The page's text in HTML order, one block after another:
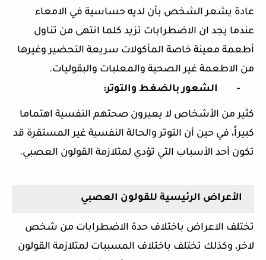
عادة يشعر الشخص بأن لديه حساسية في الامعاء
عندما يجد ان الاضطرابات تزيد كلما انتهى من تناول
أطعمة معينة خاصة المأكولات سريعة التحضير وغيرها
من الاطعمة غير الصحية والمعلبات والبقوليات.
-
الشعور بالضغط والتوتر:
كثير من الأشخاص لا يعيرون صحتهم النفسية اهتماما
كبيراً، في حين أن التوتر والحالة النفسية غير المستقرة قد
تكون أحد الأسباب التي تؤدي لمتلازمة القولون العصبي.
الأعراض الرئيسية للقولون العصبي
تختلف الاعراض باختلاف حدة الاضطرابات من شخص
لاخر، وكذلك تختلف باختلاف المسببات لمتلازمة القولون